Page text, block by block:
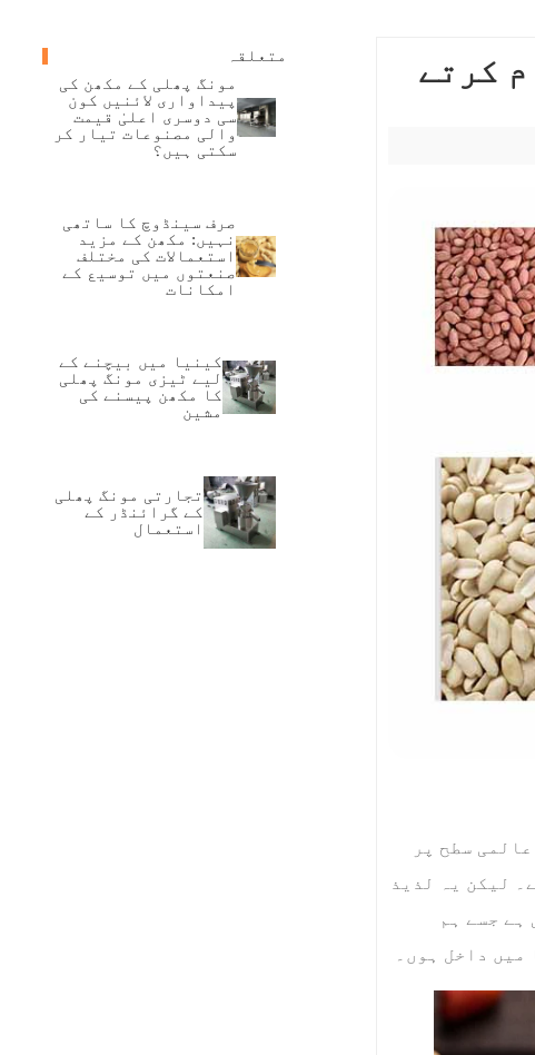
کرتے
سطح پر
لیکن یہ لذیذ
ہے جسے ہم
میں داخل ہوں۔
متعلقہ
مونگ پھلی کے مکھن کی
پیداواری لائنیں کون
سی دوسری اعلیٰ قیمت
والی مصنوعات تیار کر
سکتی ہیں؟
صرف سینڈوچ کا ساتھی
نہیں: مکھن کے مزید
استعمالات کی مختلف
صنعتوں میں توسیع کے
امکانات
کینیا میں بیچنے کے
لیے ٹیزی مونگ پھلی
کا مکھن پیسنے کی
مشین
تجارتی مونگ پھلی
کے گرائنڈر کے
استعمال